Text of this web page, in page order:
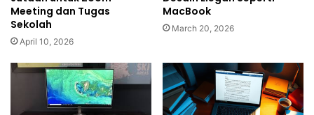
Meeting dan Tugas
Sekolah
April 10, 2026
MacBook
March 20, 2026